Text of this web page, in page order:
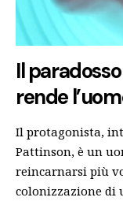
Il
rende
Il protagonista,
Pattinson, è un
reincarnarsi più
colonizzazione di